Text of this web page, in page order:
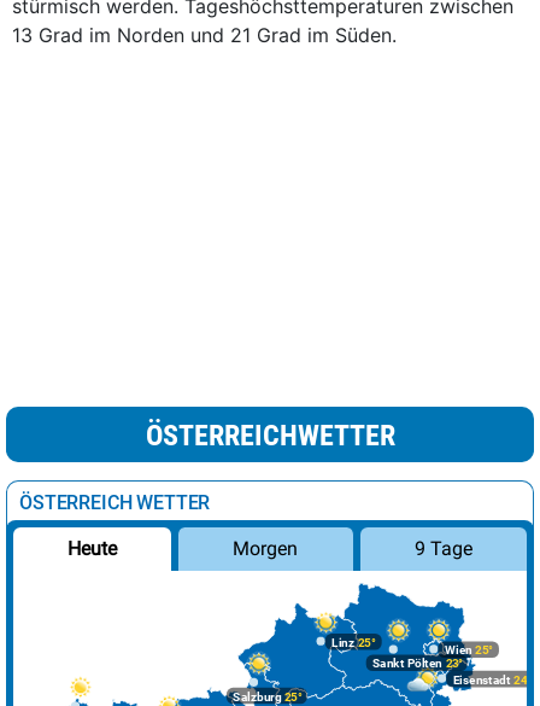
stürmisch werden. Tageshöchsttemperaturen zwischen
13 Grad im Norden und 21 Grad im Süden.
ÖSTERREICHWETTER
ÖSTERREICH WETTER
Heute Morgen 9 Tage
Linz25°
Salzburg25°
Wien 25°
Eisenstadt 24°
Sankt Pölten 23°